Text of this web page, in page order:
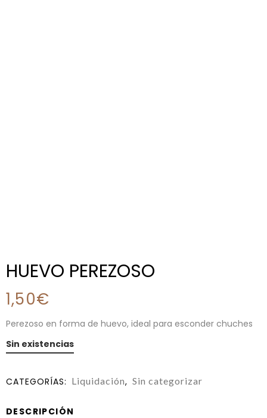
HUEVO PEREZOSO
1,50€
Perezoso en forma de huevo, ideal para esconder chuches
Sin existencias
CATEGORÍAS: Liquidación, Sin categorizar
DESCRIPCIÓN